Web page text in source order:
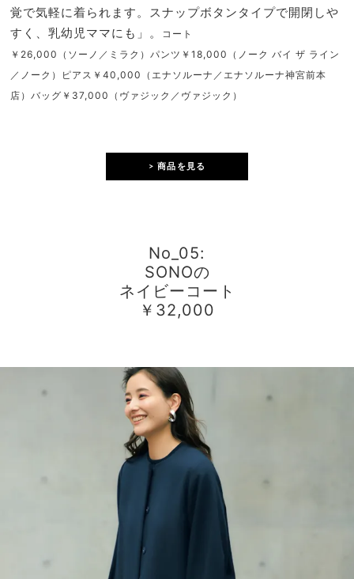
覚で気軽に着られます。スナップボタンタイプで開閉しや
すく、乳幼児ママにも」。
コート
￥26,000（ソーノ／ミラク）パンツ￥18,000（ノーク バイ ザ ライン
／ノーク）ピアス￥40,000（エナソルーナ／エナソルーナ神宮前本
店）バッグ￥37,000（ヴァジック／ヴァジック）
> 商品を見る
No_05:
SONOの
ネイビーコート
￥32,000